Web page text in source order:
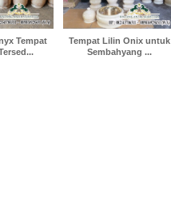
Tempat
Tempat Lilin Onix untuk
Sembahyang ...